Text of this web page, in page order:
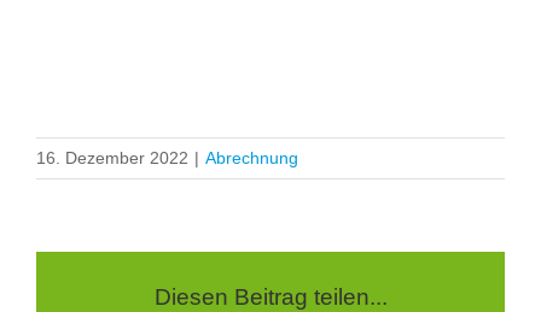
16. Dezember 2022 | Abrechnung
Diesen Beitrag teilen...